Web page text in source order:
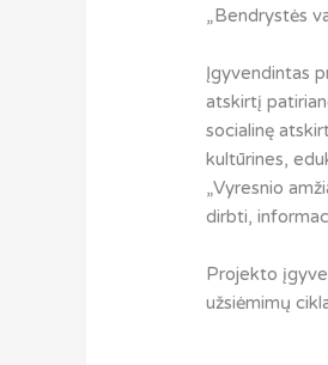
„Bendrystės
Įgyvendintas
atskirtį
socialinę
kultūrines,
„Vyresnio
dirbti,
Projekto
užsiėmimų